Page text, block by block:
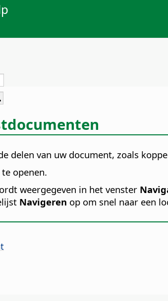
delen van uw document, zoals
te openen.
weergegeven in het venster
Navigeren op om snel naar een